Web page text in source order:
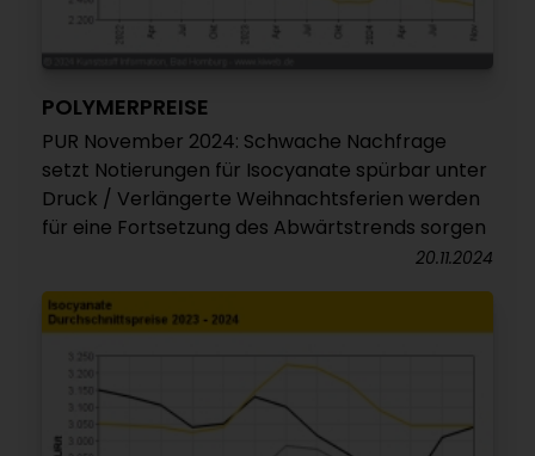
POLYMERPREISE
PUR November 2024: Schwache Nachfrage
setzt Notierungen für Isocyanate spürbar unter
Druck / Verlängerte Weihnachtsferien werden
für eine Fortsetzung des Abwärtstrends sorgen
20.11.2024